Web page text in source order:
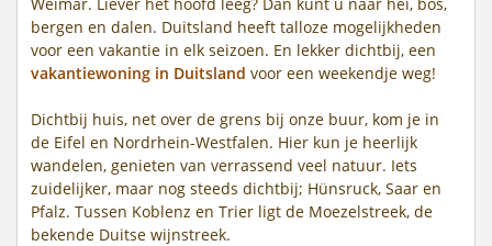
bergen en dalen. Duitsland heeft talloze mogelijkheden
voor een vakantie in elk seizoen. En lekker dichtbij, een
vakantiewoning in Duitsland voor een weekendje weg!
Dichtbij huis, net over de grens bij onze buur, kom je in
de Eifel en Nordrhein-Westfalen. Hier kun je heerlijk
wandelen, genieten van verrassend veel natuur. Iets
zuidelijker, maar nog steeds dichtbij; Hünsruck, Saar en
Pfalz. Tussen Koblenz en Trier ligt de Moezelstreek, de
bekende Duitse wijnstreek.